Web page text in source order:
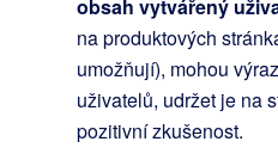
obsah vytvářený
na produktových
umožňují), mohou
uživatelů, udržet je na
pozitivní zkušenost.